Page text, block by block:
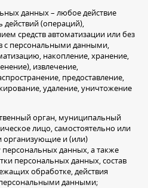
данных – любое действие
действий (операций),
средств автоматизации или без
с персональными данными,
накопление, хранение,
извлечение,
предоставление,
удаление, уничтожение
орган, муниципальный
лицо, самостоятельно или
организующие и (или)
данных, а также
персональных данных, состав
обработке, действия
данными;